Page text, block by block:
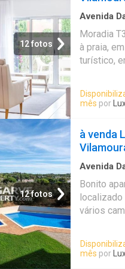
12 fotos
Avenida
Segurança ·
Moradia
à praia,
turístico,
reserva
Composto
e T3,
piscina
vista
e piscina.
em pleno
mês por
12 fotos
à venda
Avenida
Piscina ·Ar
Bonito
localizado
vários
de carro
mês por